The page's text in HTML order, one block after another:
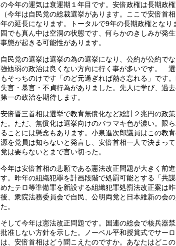
の今年の運気は衰運期１年目です。安倍政権は長期政
（今年は自民党の総裁選挙があります。ここで安倍首
年の延長になります。トータルで9年の長期政権となり
固でも真ん中は空洞の状態です、何らかのきしみが発
事態が起きる可能性があります。
自民党の選挙は選挙の為の選挙になり、公約が公約で
強他弱の政治は良くない方向に行く事が多いです。
もそっちのけです「のど元過ぎれば熱さ忘れる」です
失言・暴言・不貞行為がありました。先人に学び、過
第一の政治を期待します。
安倍晋三首相は選挙で教育無償化など総計２兆円の政
た。ただ、無償化は選挙向けのバラマキ色が濃い。限
ることには懸念もあります。小泉進次郎議員はこの教
源を党員は知らないと発言し、安倍首相一人で決まっ
党は要らないとまで言い切った。
今年は安倍首相の悲願である憲法改正問題が大きく前
す。昨年の組織犯罪を計画段階で処罰可能とする「共
めたテロ等準備罪を新設する組織犯罪処罰法改正案は
後、衆院法務委員会で自民、公明両党と日本維新の会
た。
そして今年は憲法改正問題です。国連の総会で核兵器
批准しない方針を示した。ノーベル平和授賞式でサー
は、安倍首相はどう聞こえたのですか。あなたはどこ